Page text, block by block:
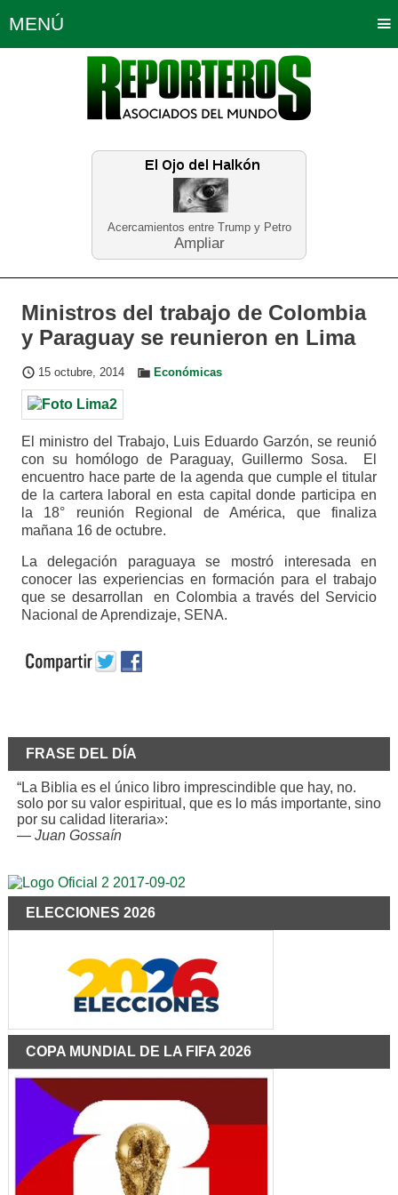
Acercamientos entre Trump y Petro
Ampliar
MENÚ
Política Opinión Bogotá
Planeta Tierra Deportes
Educación Neira
Ministros del trabajo de Colombia
y Paraguay se reunieron en Lima
15 octubre, 2014 Económicas
El ministro del Trabajo, Luis Eduardo Garzón, se reunió
con su homólogo de Paraguay, Guillermo Sosa. El
encuentro hace parte de la agenda que cumple el titular
de la cartera laboral en esta capital donde participa en
la 18° reunión Regional de América, que finaliza
mañana 16 de octubre.
La delegación paraguaya se mostró interesada en
conocer las experiencias en formación para el trabajo
que se desarrollan en Colombia a través del Servicio
Nacional de Aprendizaje, SENA.
FRASE DEL DÍA
“La Biblia es el único libro imprescindible que hay, no.
solo por su valor espiritual, que es lo más importante, sino
por su calidad literaria»:
— Juan Gossaín
ELECCIONES 2026
COPA MUNDIAL DE LA FIFA 2026